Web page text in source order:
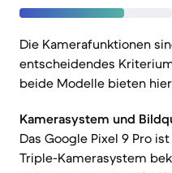
Die Kamerafunktionen
entscheidendes
beide Modelle bieten
Kamerasystem und
Das Google Pixel 9 Pro
Triple-Kamerasystem